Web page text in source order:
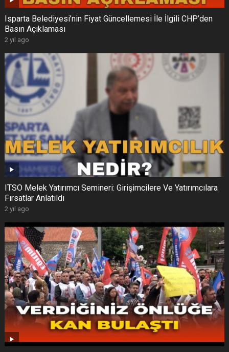
Isparta Belediyesi’nin Fiyat Güncellemesi İle İlgili CHP’den
Basın Açıklaması
2 yıl ago
ITSO Melek Yatırımcı Semineri: Girişimcilere Ve Yatırımcılara
Fırsatlar Anlatıldı
2 yıl ago